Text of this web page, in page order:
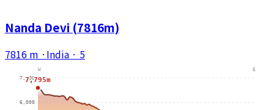
Nanda Devi (7816m)
7816 m · India · 5